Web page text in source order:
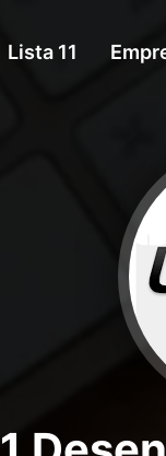
Lista 11